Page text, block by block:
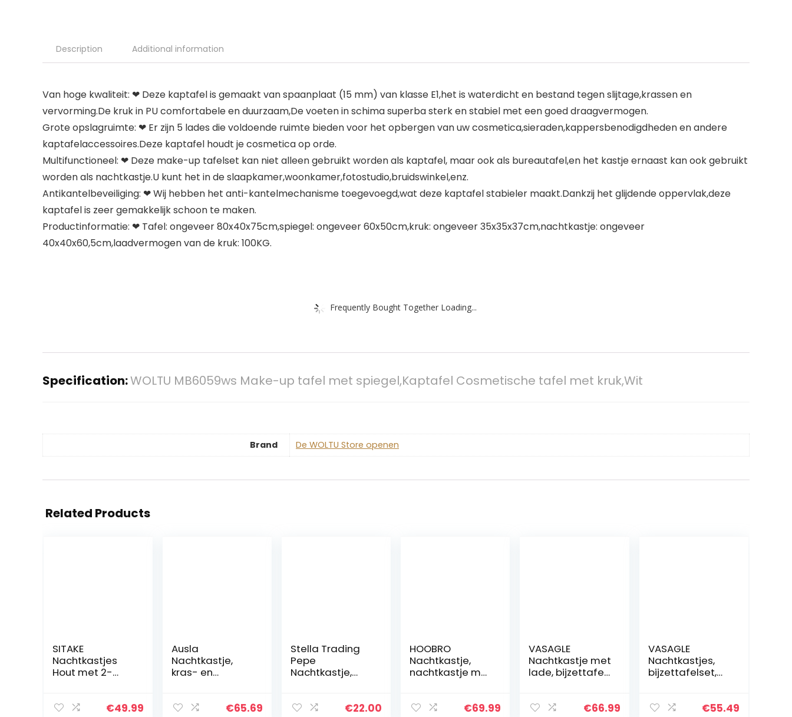
Description Additional information
Van hoge kwaliteit: ❤ Deze kaptafel is gemaakt van spaanplaat (15 mm) van klasse E1,het is waterdicht en bestand tegen slijtage,krassen en
vervorming.De kruk in PU comfortabele en duurzaam,De voeten in schima superba sterk en stabiel met een goed draagvermogen.
Grote opslagruimte: ❤ Er zijn 5 lades die voldoende ruimte bieden voor het opbergen van uw cosmetica,sieraden,kappersbenodigdheden en andere
kaptafelaccessoires.Deze kaptafel houdt je cosmetica op orde.
Multifunctioneel: ❤ Deze make-up tafelset kan niet alleen gebruikt worden als kaptafel, maar ook als bureautafel,en het kastje ernaast kan ook gebruikt
worden als nachtkastje.U kunt het in de slaapkamer,woonkamer,fotostudio,bruidswinkel,enz.
Antikantelbeveiliging: ❤ Wij hebben het anti-kantelmechanisme toegevoegd,wat deze kaptafel stabieler maakt.Dankzij het glijdende oppervlak,deze
kaptafel is zeer gemakkelijk schoon te maken.
Productinformatie: ❤ Tafel: ongeveer 80x40x75cm,spiegel: ongeveer 60x50cm,kruk: ongeveer 35x35x37cm,nachtkastje: ongeveer
40x40x60,5cm,laadvermogen van de kruk: 100KG.
Frequently Bought Together Loading...
Specification:WOLTU MB6059ws Make-up tafel met spiegel,Kaptafel Cosmetische tafel met kruk,Wit
Brand De WOLTU Store openen
Related Products
SITAKE
Nachtkastjes
Hout met 2-
voor
€49.99
Ausla
Nachtkastje,
kras- en
speciaal
€65.69
Stella Trading
Pepe
Nachtkastje,
€22.00
HOOBRO
Nachtkastje,
nachtkastje met
nachtcommode
€69.99
VASAGLE
Nachtkastje met
lade, bijzettafel
metalen frame,
€66.99
VASAGLE
Nachtkastjes,
bijzettafelset,
kleine
€55.49